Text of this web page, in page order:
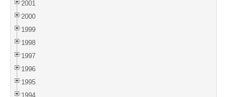
2001
2000
1999
1998
1997
1996
1995
1994